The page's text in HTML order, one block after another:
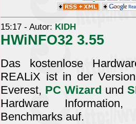
15:17 - Autor: KIDH
HWiNFO32 3.55
Das kostenlose
REALiX ist in der
Everest, PC Wizard und
Hardware
Benchmarks auf.